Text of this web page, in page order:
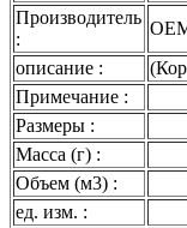
Производитель
:
описание :
Примечание :
Размеры :
Масса (г) :
Объем (м3) :
ед. изм. :